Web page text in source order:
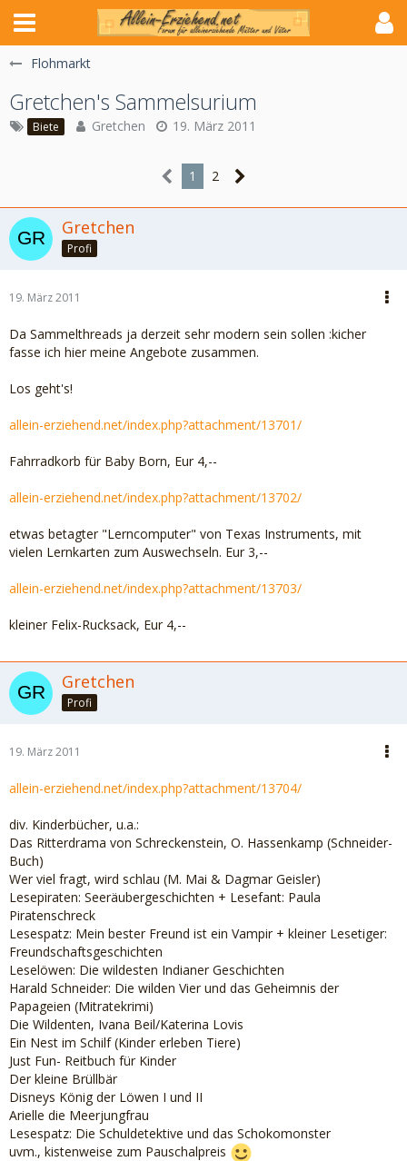
Flohmarkt
Gretchen's Sammelsurium
Biete Gretchen 19. März 2011
1 2
Gretchen
Profi
19. März 2011
Da Sammelthreads ja derzeit sehr modern sein sollen :kicher
fasse ich hier meine Angebote zusammen.
Los geht's!
allein-erziehend.net/index.php?attachment/13701/
Fahrradkorb für Baby Born, Eur 4,--
allein-erziehend.net/index.php?attachment/13702/
etwas betagter "Lerncomputer" von Texas Instruments, mit
vielen Lernkarten zum Auswechseln. Eur 3,--
allein-erziehend.net/index.php?attachment/13703/
kleiner Felix-Rucksack, Eur 4,--
Gretchen
Profi
19. März 2011
allein-erziehend.net/index.php?attachment/13704/
div. Kinderbücher, u.a.:
Das Ritterdrama von Schreckenstein, O. Hassenkamp (Schneider-
Buch)
Wer viel fragt, wird schlau (M. Mai & Dagmar Geisler)
Lesepiraten: Seeräubergeschichten + Lesefant: Paula
Piratenschreck
Lesespatz: Mein bester Freund ist ein Vampir + kleiner Lesetiger:
Freundschaftsgeschichten
Leselöwen: Die wildesten Indianer Geschichten
Harald Schneider: Die wilden Vier und das Geheimnis der
Papageien (Mitratekrimi)
Die Wildenten, Ivana Beil/Katerina Lovis
Ein Nest im Schilf (Kinder erleben Tiere)
Just Fun- Reitbuch für Kinder
Der kleine Brüllbär
Disneys König der Löwen I und II
Arielle die Meerjungfrau
Lesespatz: Die Schuldetektive und das Schokomonster
uvm., kistenweise zum Pauschalpreis